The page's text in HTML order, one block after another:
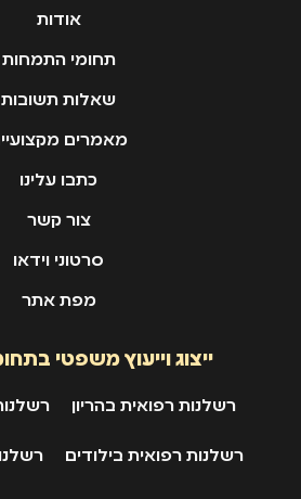
אודות
תחומי התמחות
שאלות תשובות
מאמרים
כתבו עלינו
צור קשר
סרטוני וידאו
מפת אתר
ייצוג וייעוץ משפטי
רשלנות רפואית בהריון
רשלנות רפואית בילודים